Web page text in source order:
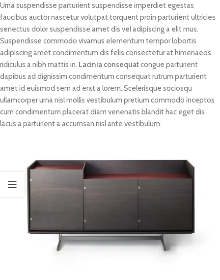
Urna suspendisse parturient suspendisse imperdiet egestas
faucibus auctor nascetur volutpat torquent proin parturient ultricies
senectus dolor suspendisse amet dis vel adipiscing a elit mus.
Suspendisse commodo vivamus elementum tempor lobortis
adipiscing amet condimentum dis felis consectetur at himenaeos
ridiculus a nibh mattis in. Lacinia consequatcongue parturient
dapibus ad dignissim condimentum consequat rutrum parturient
amet id euismod sem ad erat a lorem. Scelerisque sociosqu
ullamcorper urna nisl mollis vestibulum pretium commodo inceptos
cum condimentum placerat diam venenatis blandit hac eget dis
lacus a parturient a accumsan nisl ante vestibulum.